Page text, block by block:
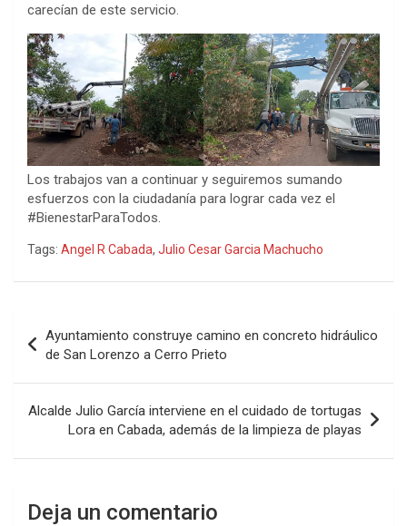
carecían de este servicio.
Los trabajos van a continuar y seguiremos sumando
esfuerzos con la ciudadanía para lograr cada vez el
#BienestarParaTodos.
Tags: Angel R Cabada, Julio Cesar Garcia Machucho
de
entradas
Ayuntamiento construye camino en concreto hidráulico
de San Lorenzo a Cerro Prieto
Alcalde Julio García interviene en el cuidado de tortugas
Lora en Cabada, además de la limpieza de playas
Deja un comentario